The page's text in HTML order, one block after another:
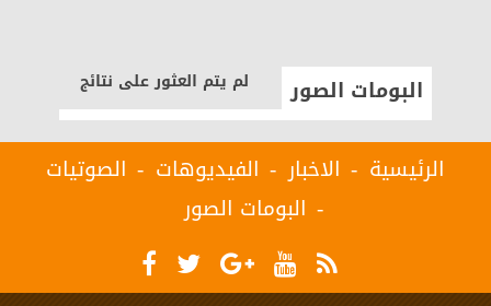
البومات الصور لم يتم العثور على نتائج
الرئيسية الاخبار الفيديوهات
الصوتيات
البومات الصور